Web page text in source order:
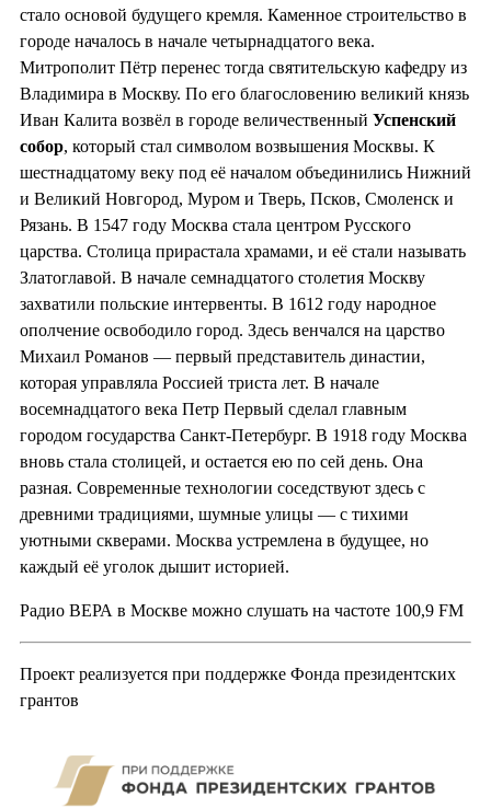
стало основой будущего кремля. Каменное строительство в
городе началось в начале четырнадцатого века.
Митрополит Пётр перенес тогда святительскую кафедру из
Владимира в Москву. По его благословению великий князь
Иван Калита возвёл в городе величественный Успенский
собор, который стал символом возвышения Москвы. К
шестнадцатому веку под её началом объединились Нижний
и Великий Новгород, Муром и Тверь, Псков, Смоленск и
Рязань. В 1547 году Москва стала центром Русского
царства. Столица прирастала храмами, и её стали называть
Златоглавой. В начале семнадцатого столетия Москву
захватили польские интервенты. В 1612 году народное
ополчение освободило город. Здесь венчался на царство
Михаил Романов — первый представитель династии,
которая управляла Россией триста лет. В начале
восемнадцатого века Петр Первый сделал главным
городом государства Санкт-Петербург. В 1918 году Москва
вновь стала столицей, и остается ею по сей день. Она
разная. Современные технологии соседствуют здесь с
древними традициями, шумные улицы — с тихими
уютными скверами. Москва устремлена в будущее, но
каждый её уголок дышит историей.
Радио ВЕРА в Москве можно слушать на частоте 100,9 FM
Проект реализуется при поддержке Фонда президентских
грантов